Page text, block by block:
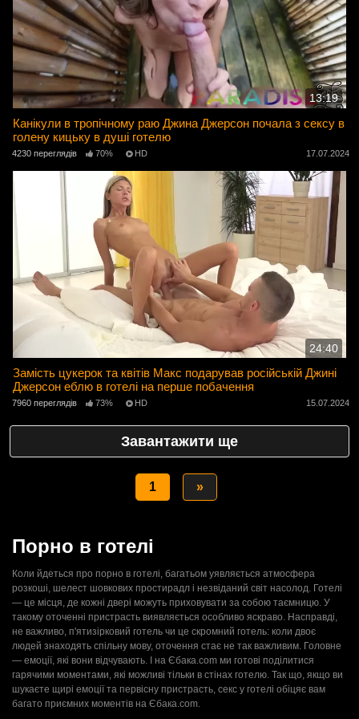
13:19
Канікули в тропічному раю Джина Джерсон почала з сексу в
голену кицьку в душі готелю
4230 переглядів 70% HD 17.07.2024
24:40
Замість цукерок та квітів Макс подарував російській Джині
Джерсон еблю в готелі на перше побачення
7960 переглядів 73% HD 15.07.2024
Завантажити ще
1 »
Порно в готелі
Коли йдеться про порно в готелі, багатьом уявляється атмосфера
розкоші, шелест шовкових простирадл і незвіданий світ насолод. Готелі
— це місця, де кожні двері можуть приховувати за собою таємницю. У
такому оточенні пристрасть виявляється особливо яскраво. Насправді,
не важливо, п'ятизірковий готель чи це скромний готель: коли двоє
людей знаходять спільну мову, оточення стає не так важливим. Головне
— емоції, які вони відчувають. І на Єбака.com ми готові поділитися
гарячими моментами, які можливі тільки в стінах готелю. Так що, якщо ви
шукаєте щирі емоції та первісну пристрасть, секс у готелі обіцяє вам
багато приємних моментів на Єбака.com.